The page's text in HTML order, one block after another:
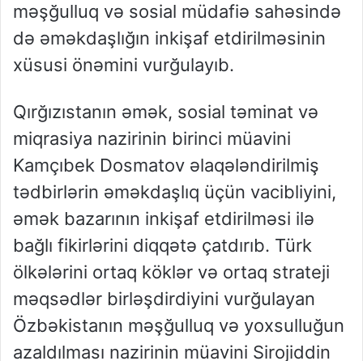
məşğulluq və sosial müdafiə sahəsində
də əməkdaşlığın inkişaf etdirilməsinin
xüsusi önəmini vurğulayıb.
Qırğızıstanın əmək, sosial təminat və
miqrasiya nazirinin birinci müavini
Kamçıbek Dosmatov əlaqələndirilmiş
tədbirlərin əməkdaşlıq üçün vacibliyini,
əmək bazarının inkişaf etdirilməsi ilə
bağlı fikirlərini diqqətə çatdırıb. Türk
ölkələrini ortaq köklər və ortaq strateji
məqsədlər birləşdirdiyini vurğulayan
Özbəkistanın məşğulluq və yoxsulluğun
azaldılması nazirinin müavini Sirojiddin